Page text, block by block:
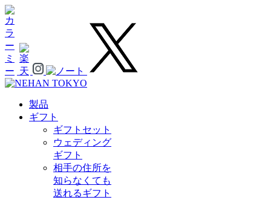
製品
ギフト
ギフトセット
ウェディング
ギフト
相手の住所を
知らなくても
送れるギフト